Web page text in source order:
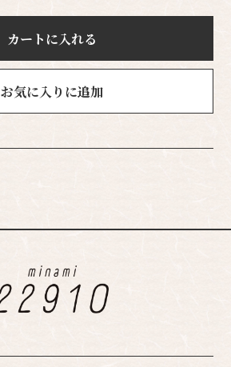
カートに入れる
お気に入りに追加